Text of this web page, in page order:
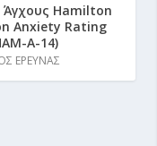
Άγχους Hamilton
Anxiety Rating
A-14)
ΕΡΕΥΝΑΣ